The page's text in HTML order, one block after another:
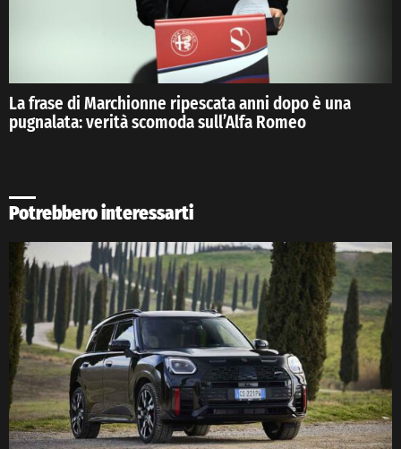
La frase di Marchionne ripescata anni dopo è una
pugnalata: verità scomoda sull’Alfa Romeo
Potrebbero interessarti